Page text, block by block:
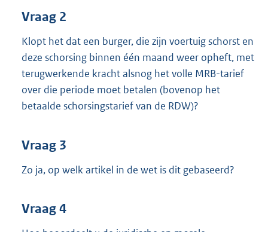
Vraag 2
Klopt het dat een burger, die zijn voertuig schorst en
deze schorsing binnen één maand weer opheft, met
terugwerkende kracht alsnog het volle MRB-tarief
over die periode moet betalen (bovenop het
betaalde schorsingstarief van de RDW)?
Vraag 3
Zo ja, op welk artikel in de wet is dit gebaseerd?
Vraag 4